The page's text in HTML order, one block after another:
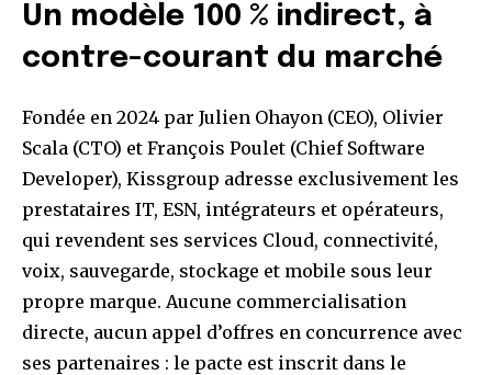
Un modèle 100 % indirect, à
contre-courant du marché
Fondée en 2024 par Julien Ohayon (CEO), Olivier
Scala (CTO) et François Poulet (Chief Software
Developer), Kissgroup adresse exclusivement les
prestataires IT, ESN, intégrateurs et opérateurs,
qui revendent ses services Cloud, connectivité,
voix, sauvegarde, stockage et mobile sous leur
propre marque. Aucune commercialisation
directe, aucun appel d’offres en concurrence avec
ses partenaires : le pacte est inscrit dans le